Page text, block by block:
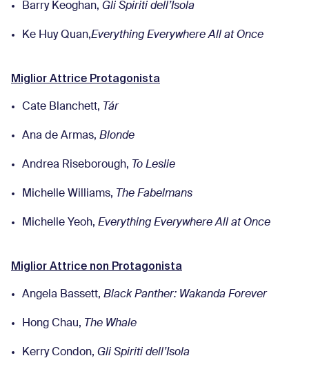
Barry Keoghan, Gli Spiriti dell’Isola
Ke Huy Quan,Everything Everywhere All at Once
Miglior Attrice Protagonista
Cate Blanchett, Tár
Ana de Armas, Blonde
Andrea Riseborough, To Leslie
Michelle Williams, The Fabelmans
Michelle Yeoh, Everything Everywhere All at Once
Miglior Attrice non Protagonista
Angela Bassett, Black Panther: Wakanda Forever
Hong Chau, The Whale
Kerry Condon, Gli Spiriti dell’Isola